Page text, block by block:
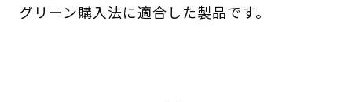
グリーン購入法に適合した製品です。